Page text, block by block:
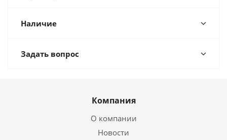
Наличие
Задать вопрос
Компания
О компании
Новости